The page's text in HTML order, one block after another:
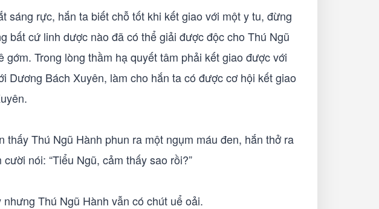
rực, hắn ta biết chỗ tốt khi kết giao với một y tu, đừng
bất cứ linh dược nào đã có thể giải được độc cho Thú Ngũ
Trong lòng thầm hạ quyết tâm phải kết giao được với
Dương Bách Xuyên, làm cho hắn ta có được cơ hội kết giao
Thú Ngũ Hành phun ra một ngụm máu đen, hắn thở ra
nói: “Tiểu Ngũ, cảm thấy sao rồi?”
Thú Ngũ Hành vẫn có chút uể oải.